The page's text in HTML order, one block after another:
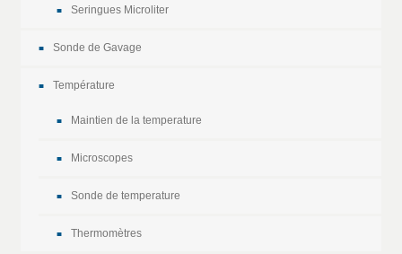
Seringues Microliter
Sonde de Gavage
Température
Maintien de la temperature
Microscopes
Sonde de temperature
Thermomètres